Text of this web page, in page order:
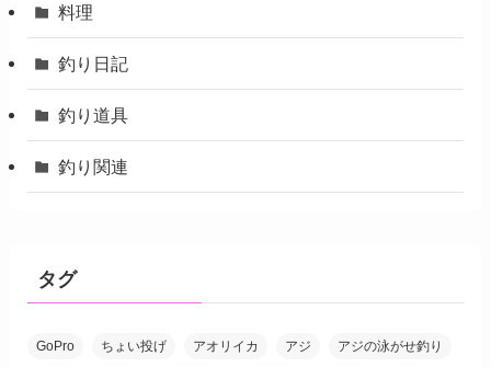
料理
釣り日記
釣り道具
釣り関連
タグ
GoPro ちょい投げ アオリイカ アジ アジの泳がせ釣り